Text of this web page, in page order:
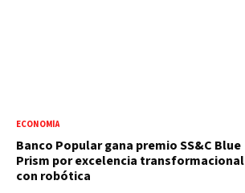
ECONOMÍA
Banco Popular gana premio SS&C Blue
Prism por excelencia transformacional
con robótica